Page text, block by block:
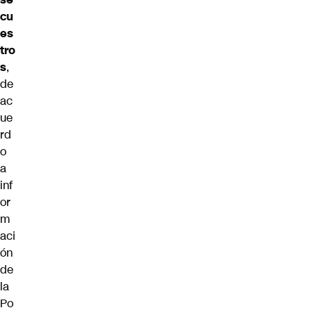
cu
es
tro
s,
de
ac
ue
rd
o
a
inf
or
m
aci
ón
de
la
Po